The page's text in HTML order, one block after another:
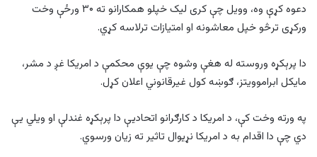
دعوه کړې وه، وویل چې کری لیک خپلو همکارانو ته ۳۰ ورځې وخت
ورکړی ترڅو خپل معاشونه او امتیازات ترلاسه کړي.
دا پرېکړه وروسته له هغې وشوه چې یوې محکمې د امریکا غږ د مشر،
مایکل ابراموویتز، ګوښه کول غیرقانوني اعلان کړل.
په ورته وخت کې، د امریکا د کارګرانو اتحادیې دا پرېکړه غندلې او ویلي یې
دي چې دا اقدام به د امریکا نړیوال تاثیر ته زیان ورسوي.